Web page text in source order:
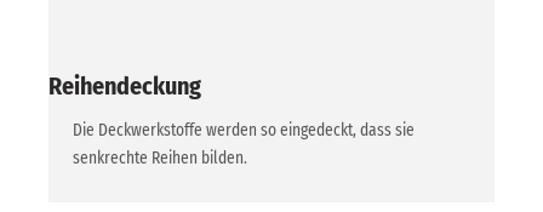
Reihendeckung
Die Deckwerkstoffe werden so eingedeckt, dass sie
senkrechte Reihen bilden.